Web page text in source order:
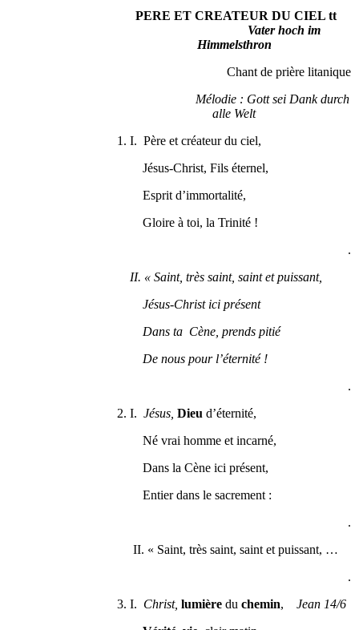
PERE ET CREATEUR DU CIEL tt
Vater hoch im
Himmelsthron
Chant de prière litanique
Mélodie : Gott sei Dank durch
alle Welt
1. I. Père et créateur du ciel,
Jésus-Christ, Fils éternel,
Esprit d’immortalité,
Gloire à toi, la Trinité !
.
II. « Saint, très saint, saint et puissant,
Jésus-Christ ici présent
Dans ta Cène, prends pitié
De nous pour l’éternité !
.
2. I.Jésus, Dieud’éternité,
Né vrai homme et incarné,
Dans la Cène ici présent,
Entier dans le sacrement :
.
II. « Saint, très saint, saint et puissant, …
.
3. I. Christ, lumière duchemin,Jean 14/6